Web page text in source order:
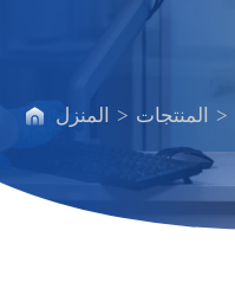
المنزل > المنتجات >